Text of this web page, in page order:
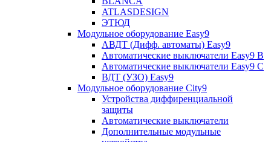
ATLASDESIGN
ЭТЮД
Модульное оборудование Easy9
АВДТ (Дифф. автоматы) Easy9
Автоматические выключатели Easy9 В
Автоматические выключатели Easy9 С
ВДТ (УЗО) Easy9
Модульное оборудование City9
Устройства диффиренциальной
защиты
Автоматические выключатели
Дополнительные модульные